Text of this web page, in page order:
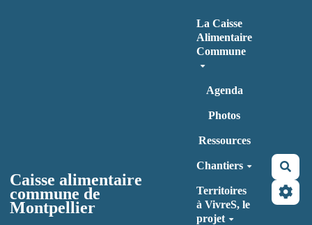
Caisse alimentaire
commune de
Montpellier
La Caisse
Alimentaire
Commune
Agenda
Photos
Ressources
Chantiers
Territoires
à VivreS, le
projet